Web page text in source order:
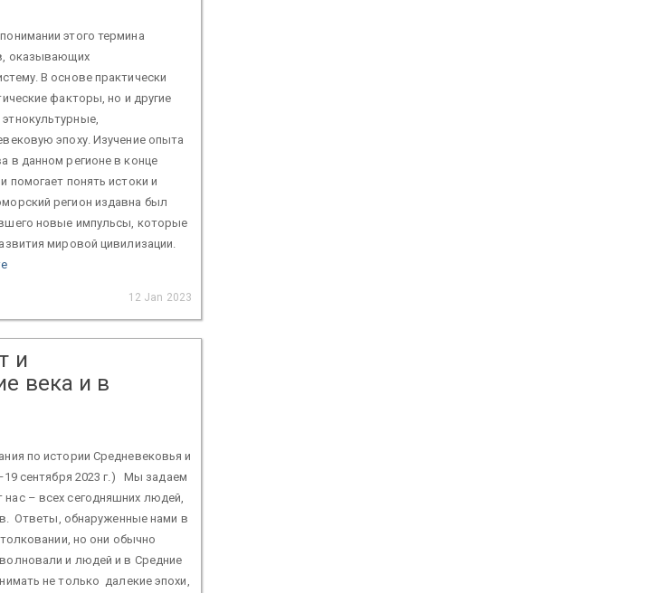
этого термина
оказывающих
В основе практически
факторы, но и другие
эпоху. Изучение опыта
в данном регионе в конце
помогает понять истоки и
регион издавна был
новые импульсы, которые
мировой цивилизации.
12 Jan 2023
и
века и в
по истории Средневековья и
сентября 2023 г.) Мы задаем
– всех сегодняшних людей,
Ответы, обнаруженные нами в
но они обычно
и людей и в Средние
не только далекие эпохи,